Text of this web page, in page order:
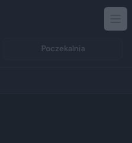
Poczekalnia